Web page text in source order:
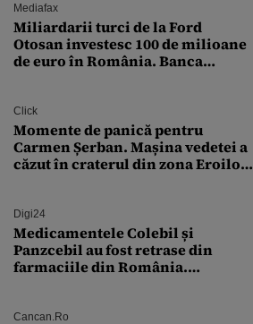
Mediafax
Miliardarii turci de la Ford
Otosan investesc 100 de milioane
de euro în România. Banca
Click
Momente de panică pentru
Carmen Șerban. Mașina vedetei a
căzut în craterul din zona Eroilor:
Digi24
Medicamentele Colebil și
Panzcebil au fost retrase din
farmaciile din România.
Cancan.ro